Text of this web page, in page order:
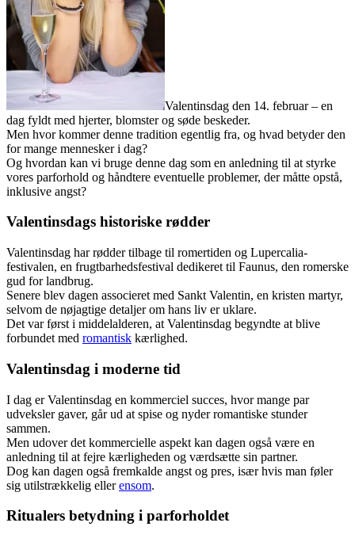
Valentinsdag den 14. februar – en
dag fyldt med hjerter, blomster og søde beskeder.
Men hvor kommer denne tradition egentlig fra, og hvad betyder den
for mange mennesker i dag?
Og hvordan kan vi bruge denne dag som en anledning til at styrke
vores parforhold og håndtere eventuelle problemer, der måtte opstå,
inklusive angst?
Valentinsdags historiske rødder
Valentinsdag har rødder tilbage til romertiden og Lupercalia-
festivalen, en frugtbarhedsfestival dedikeret til Faunus, den romerske
gud for landbrug.
Senere blev dagen associeret med Sankt Valentin, en kristen martyr,
selvom de nøjagtige detaljer om hans liv er uklare.
Det var først i middelalderen, at Valentinsdag begyndte at blive
forbundet med romantisk kærlighed.
Valentinsdag i moderne tid
I dag er Valentinsdag en kommerciel succes, hvor mange par
udveksler gaver, går ud at spise og nyder romantiske stunder
sammen.
Men udover det kommercielle aspekt kan dagen også være en
anledning til at fejre kærligheden og værdsætte sin partner.
Dog kan dagen også fremkalde angst og pres, især hvis man føler
sig utilstrækkelig ellerensom.
Ritualers betydning i parforholdet